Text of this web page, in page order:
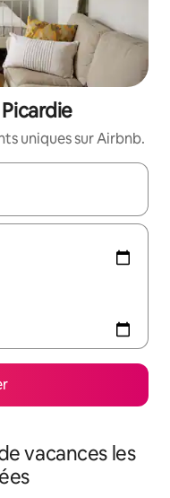
uniques sur Airbnb.
les en utilisant
vacances les